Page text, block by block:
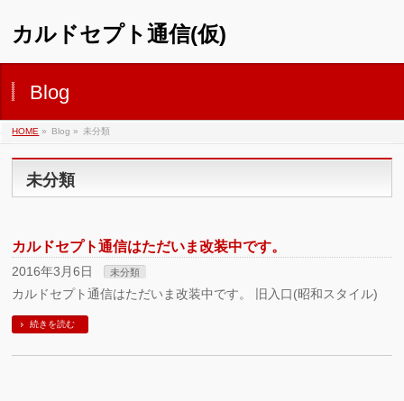
カルドセプト通信(仮)
Blog
HOME » Blog » 未分類
未分類
カルドセプト通信はただいま改装中です。
2016年3月6日 未分類
カルドセプト通信はただいま改装中です。 旧入口(昭和スタイル)
続きを読む